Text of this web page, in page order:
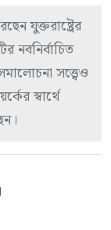
যুক্তরাষ্ট্রের
নবনির্বাচিত
সত্ত্বেও
স্বার্থে